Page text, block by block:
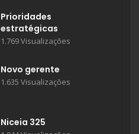
Prioridades
estratégicas
1.769 Visualizações
Novo gerente
1.635 Visualizações
Niceia 325